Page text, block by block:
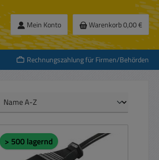
Mein Konto Warenkorb0,00 €
Rechnungszahlung für Firmen/Behörden
> 500 lagernd